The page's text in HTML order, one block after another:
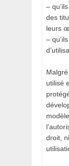
–
des
leurs
–
utilisé
droit,